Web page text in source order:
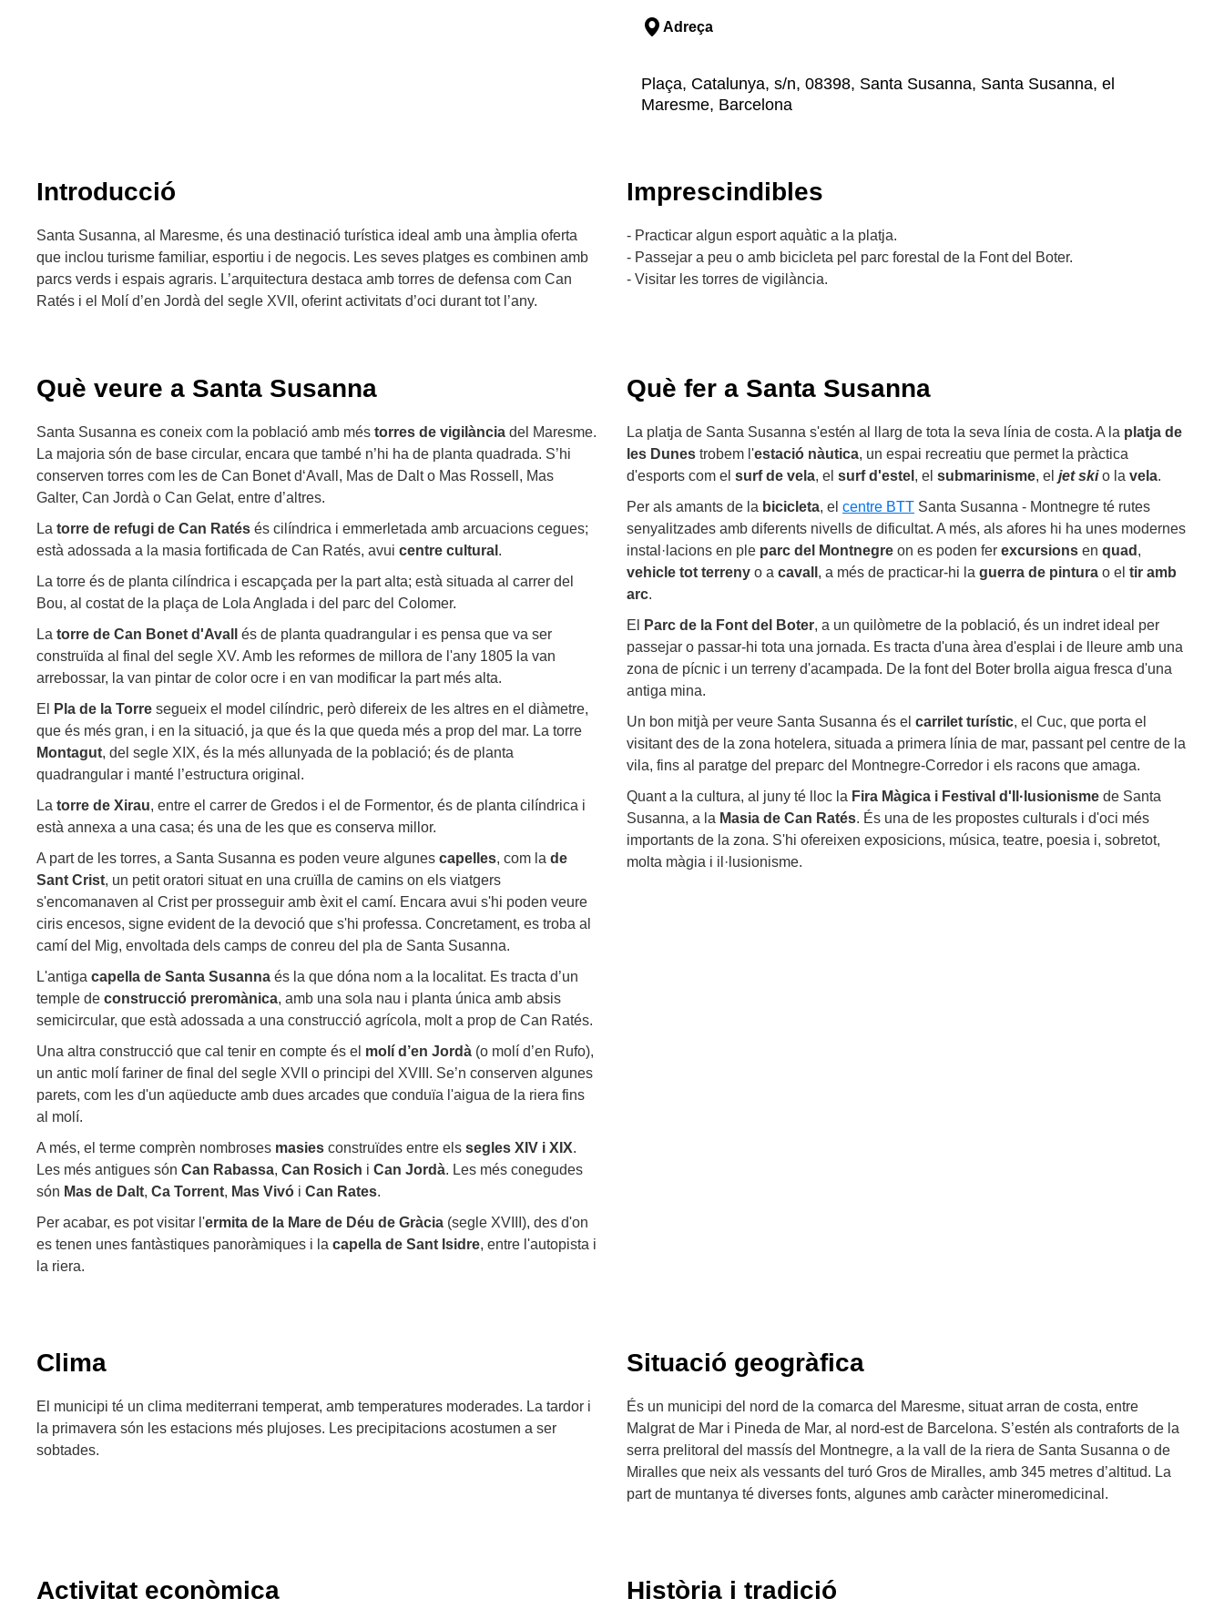
Adreça
Plaça, Catalunya, s/n, 08398, Santa Susanna, Santa Susanna, el
Maresme, Barcelona
Introducció
Santa Susanna, al Maresme, és una destinació turística ideal amb una àmplia oferta
que inclou turisme familiar, esportiu i de negocis. Les seves platges es combinen amb
parcs verds i espais agraris. L’arquitectura destaca amb torres de defensa com Can
Ratés i el Molí d’en Jordà del segle XVII, oferint activitats d’oci durant tot l’any.
Imprescindibles
- Practicar algun esport aquàtic a la platja.
- Passejar a peu o amb bicicleta pel parc forestal de la Font del Boter.
- Visitar les torres de vigilància.
Què veure a Santa Susanna
Santa Susanna es coneix com la població amb més torres de vigilància del Maresme.
La majoria són de base circular, encara que també n’hi ha de planta quadrada. S’hi
conserven torres com les de Can Bonet d‘Avall, Mas de Dalt o Mas Rossell, Mas
Galter, Can Jordà o Can Gelat, entre d’altres.
La torre de refugi de Can Ratés és cilíndrica i emmerletada amb arcuacions cegues;
està adossada a la masia fortificada de Can Ratés, avui centre cultural .
La torre és de planta cilíndrica i escapçada per la part alta; està situada al carrer del
Bou, al costat de la plaça de Lola Anglada i del parc del Colomer.
La torre de Can Bonet d'Avall
és de planta quadrangular i es pensa que va ser
construïda al final del segle XV. Amb les reformes de millora de l'any 1805 la van
arrebossar, la van pintar de color ocre i en van modificar la part més alta.
El
Pla de la Torre segueix el model cilíndric, però difereix de les altres en el diàmetre,
que és més gran, i en la situació, ja que és la que queda més a prop del mar. La torre
Montagut, del segle XIX, és la més allunyada de la població; és de planta
quadrangular i manté l’estructura original.
La torre de Xirau, entre el carrer de Gredos i el de Formentor, és de planta cilíndrica i
està annexa a una casa; és una de les que es conserva millor.
A part de les torres, a Santa Susanna es poden veure algunes capelles, com la de
Sant Crist, un petit oratori situat en una cruïlla de camins on els viatgers
s'encomanaven al Crist per prosseguir amb èxit el camí. Encara avui s'hi poden veure
ciris encesos, signe evident de la devoció que s'hi professa. Concretament, es troba al
camí del Mig, envoltada dels camps de conreu del pla de Santa Susanna.
L'antiga capella de Santa Susanna és la que dóna nom a la localitat. Es tracta d’un
temple de construcció preromànica, amb una sola nau i planta única amb absis
semicircular, que està adossada a una construcció agrícola, molt a prop de Can Ratés.
Una altra construcció que cal tenir en compte és el molí d’en Jordà (o molí d’en Rufo),
un antic molí fariner de final del segle XVII o principi del XVIII. Se’n conserven algunes
parets, com les d'un aqüeducte amb dues arcades que conduïa l'aigua de la riera fins
al molí.
A més, el terme comprèn nombroses masies construïdes entre els segles XIV i XIX.
Les més antigues són Can Rabassa, Can Rosich i Can Jordà. Les més conegudes
són Mas de Dalt, Ca Torrent, Mas Vivó i Can Rates.
Per acabar, es pot visitar l'ermita de la Mare de Déu de Gràcia (segle XVIII), des d'on
es tenen unes fantàstiques panoràmiques i la capella de Sant Isidre, entre l'autopista i
la riera.
Què fer a Santa Susanna
La platja de Santa Susanna s'estén al llarg de tota la seva línia de costa. A la platja de
les Dunes trobem l'estació nàutica, un espai recreatiu que permet la pràctica
d'esports com el surf de vela, el surf d'estel , el submarinisme, el jet skio la vela.
Per als amants de la bicicleta, el centre BTT Santa Susanna - Montnegre té rutes
senyalitzades amb diferents nivells de dificultat. A més, als afores hi ha unes modernes
instal·lacions en ple parc del Montnegre on es poden fer excursions en quad ,
vehicle tot terreny o a cavall , a més de practicar-hi la guerra de pintura o el tir amb
arc.
El
Parc de la Font del Boter, a un quilòmetre de la població, és un indret ideal per
passejar o passar-hi tota una jornada. Es tracta d'una àrea d'esplai i de lleure amb una
zona de pícnic i un terreny d'acampada. De la font del Boter brolla aigua fresca d'una
antiga mina.
Un bon mitjà per veure Santa Susanna és el carrilet turístic, el Cuc, que porta el
visitant des de la zona hotelera, situada a primera línia de mar, passant pel centre de la
vila, fins al paratge del preparc del Montnegre-Corredor i els racons que amaga.
Quant a la cultura, al juny té lloc la Fira Màgica i Festival d'Il·lusionisme de Santa
Susanna, a la Masia de Can Ratés. És una de les propostes culturals i d'oci més
importants de la zona. S'hi ofereixen exposicions, música, teatre, poesia i, sobretot,
molta màgia i il·lusionisme.
Clima
El municipi té un clima mediterrani temperat, amb temperatures moderades. La tardor i
la primavera són les estacions més plujoses. Les precipitacions acostumen a ser
sobtades.
Situació geogràfica
És un municipi del nord de la comarca del Maresme, situat arran de costa, entre
Malgrat de Mar i Pineda de Mar, al nord-est de Barcelona. S’estén als contraforts de la
serra prelitoral del massís del Montnegre, a la vall de la riera de Santa Susanna o de
Miralles que neix als vessants del turó Gros de Miralles, amb 345 metres d’altitud. La
part de muntanya té diverses fonts, algunes amb caràcter mineromedicinal.
Activitat econòmica Història i tradició